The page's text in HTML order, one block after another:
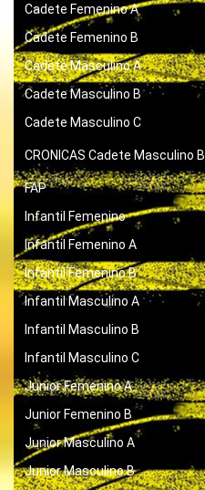
Cadete Femenino A
Cadete Femenino B
Cadete Masculino A
Cadete Masculino B
Cadete Masculino C
CRONICAS Cadete Masculino B
FAP
Infantil Femenino
Infantil Femenino A
Infantil Femenino B
Infantil Masculino A
Infantil Masculino B
Infantil Masculino C
Junior Femenino A
Junior Femenino B
Junior Masculino A
Junior Masculino B